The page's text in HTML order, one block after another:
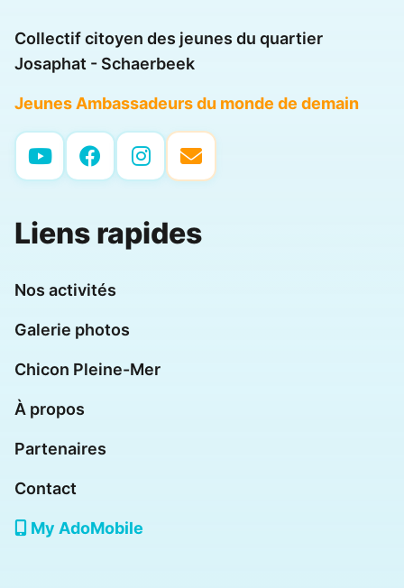
Collectif citoyen des jeunes du quartier
Josaphat - Schaerbeek
Jeunes Ambassadeurs du monde de demain
Liens rapides
Nos activités
Galerie photos
Chicon Pleine-Mer
À propos
Partenaires
Contact
My AdoMobile